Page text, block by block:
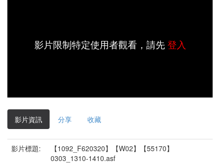
影片限制特定使用者觀看，請先登入
影片資訊 分享 收藏
影片標題:
【1092_F620320】【W02】【55170】
0303_1310-1410.asf